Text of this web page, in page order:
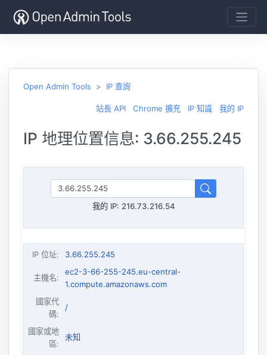
Open Admin Tools IP 查詢
站長 API Chrome 擴充 IP 知識 我的 IP
IP 地理位置信息: 3.66.255.245
我的 IP: 216.73.216.54
IP 位址: 3.66.255.245
主機名:
ec2-3-66-255-245.eu-central-
1.compute.amazonaws.com
國家代
碼:
/
國家或地
區:
未知